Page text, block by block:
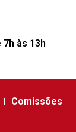
7h às 13h
Comissões